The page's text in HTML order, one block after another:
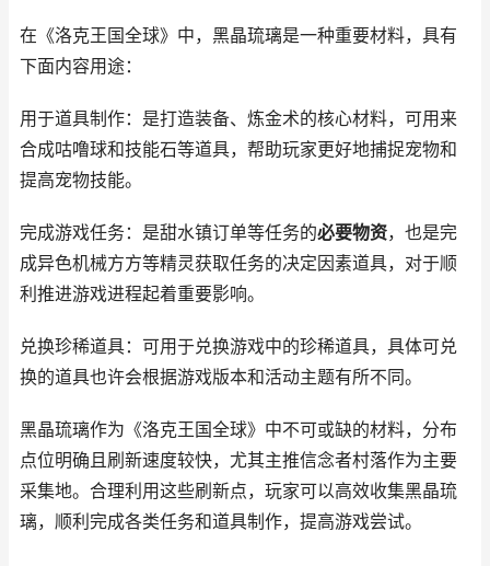
在《洛克王国全球》中，黑晶琉璃是一种重要材料，具有
下面内容用途：
用于道具制作：是打造装备、炼金术的核心材料，可用来
合成咕噜球和技能石等道具，帮助玩家更好地捕捉宠物和
提高宠物技能。
完成游戏任务：是甜水镇订单等任务的必要物资，也是完
成异色机械方方等精灵获取任务的决定因素道具，对于顺
利推进游戏进程起着重要影响。
兑换珍稀道具：可用于兑换游戏中的珍稀道具，具体可兑
换的道具也许会根据游戏版本和活动主题有所不同。
黑晶琉璃作为《洛克王国全球》中不可或缺的材料，分布
点位明确且刷新速度较快，尤其主推信念者村落作为主要
采集地。合理利用这些刷新点，玩家可以高效收集黑晶琉
璃，顺利完成各类任务和道具制作，提高游戏尝试。